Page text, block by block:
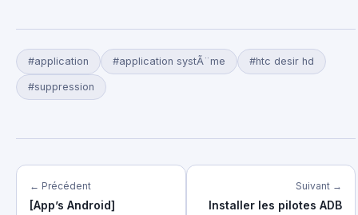
#application #application systÃ¨me #htc desir hd
#suppression
← Précédent
[App’s Android]
Suivant →
Installer les pilotes ADB